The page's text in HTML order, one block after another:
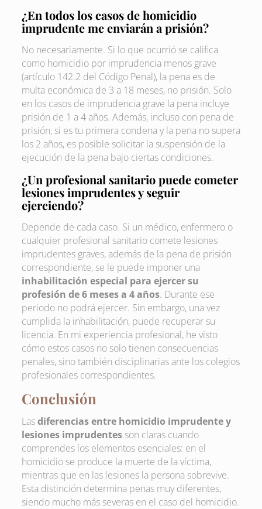
¿En todos los casos de homicidio
imprudente me enviarán a prisión?
No necesariamente. Si lo que ocurrió se califica
como homicidio por imprudencia menos grave
(artículo 142.2 del Código Penal), la pena es de
multa económica de 3 a 18 meses, no prisión. Solo
en los casos de imprudencia grave la pena incluye
prisión de 1 a 4 años. Además, incluso con pena de
prisión, si es tu primera condena y la pena no supera
los 2 años, es posible solicitar la suspensión de la
ejecución de la pena bajo ciertas condiciones.
¿Un profesional sanitario puede cometer
lesiones imprudentes y seguir
ejerciendo?
Depende de cada caso. Si un médico, enfermero o
cualquier profesional sanitario comete lesiones
imprudentes graves, además de la pena de prisión
correspondiente, se le puede imponer una
inhabilitación especial para ejercer su
profesión de 6 meses a 4 años. Durante ese
periodo no podrá ejercer. Sin embargo, una vez
cumplida la inhabilitación, puede recuperar su
licencia. En mi experiencia profesional, he visto
cómo estos casos no solo tienen consecuencias
penales, sino también disciplinarias ante los colegios
profesionales correspondientes.
Conclusión
Lasdiferencias entre homicidio imprudente y
lesiones imprudentesson claras cuando
comprendes los elementos esenciales: en el
homicidio se produce la muerte de la víctima,
mientras que en las lesiones la persona sobrevive.
Esta distinción determina penas muy diferentes,
siendo mucho más severas en el caso del homicidio.